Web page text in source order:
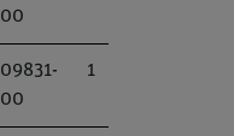
00
09831-
00
1